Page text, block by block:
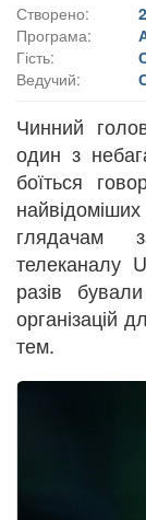
Створено:
Програма:
Гість:
Ведучий:
Чинний
один з
боїться
глядачам
телеканалу
разів
організацій
тем.